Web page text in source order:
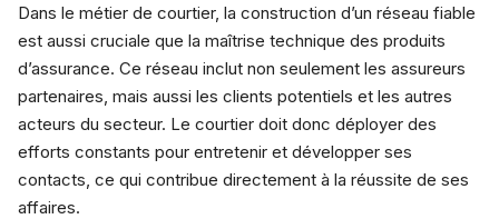
Dans le métier de courtier, la construction d’un réseau fiable
est aussi cruciale que la maîtrise technique des produits
d’assurance. Ce réseau inclut non seulement les assureurs
partenaires, mais aussi les clients potentiels et les autres
acteurs du secteur. Le courtier doit donc déployer des
efforts constants pour entretenir et développer ses
contacts, ce qui contribue directement à la réussite de ses
affaires.